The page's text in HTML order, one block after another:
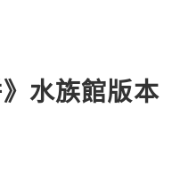
水族館版本